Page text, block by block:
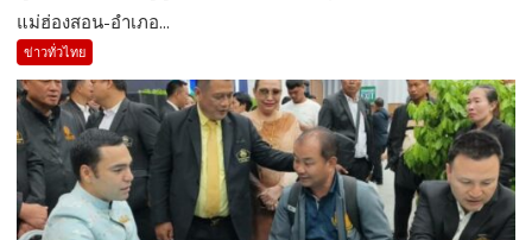
แม่ฮ่องสอน-อำเภอ...
ข่าวทั่วไทย